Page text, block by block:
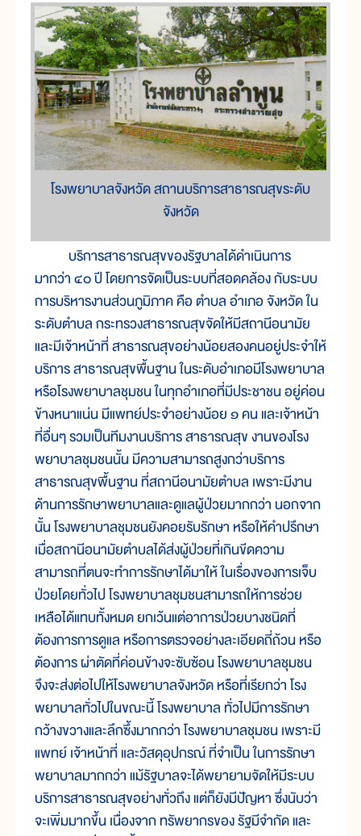
โรงพยาบาลจังหวัด สถานบริการสาธารณสุขระดับ
จังหวัด
บริการสาธารณสุขของรัฐบาลได้ดำเนินการ
มากว่า ๔๐ ปี โดยการจัดเป็นระบบที่สอดคล้อง กับระบบ
การบริหารงานส่วนภูมิภาค คือ ตำบล อำเภอ จังหวัด ใน
ระดับตำบล กระทรวงสาธารณสุขจัดให้มีสถานีอนามัย
และมีเจ้าหน้าที่ สาธารณสุขอย่างน้อยสองคนอยู่ประจำให้
บริการ สาธารณสุขพื้นฐาน ในระดับอำเภอมีโรงพยาบาล
หรือโรงพยาบาลชุมชน ในทุกอำเภอที่มีประชาชน อยู่ค่อน
ข้างหนาแน่น มีแพทย์ประจำอย่างน้อย ๑ คน และเจ้าหน้า
ที่อื่นๆ รวมเป็นทีมงานบริการ สาธารณสุข งานของโรง
พยาบาลชุมชนนั้น มีความสามารถสูงกว่าบริการ
สาธารณสุขพื้นฐาน ที่สถานีอนามัยตำบล เพราะมีงาน
ด้านการรักษาพยาบาลและดูแลผู้ป่วยมากกว่า นอกจาก
นั้น โรงพยาบาลชุมชนยังคอยรับรักษา หรือให้คำปรึกษา
เมื่อสถานีอนามัยตำบลได้ส่งผู้ป่วยที่เกินขีดความ
สามารถที่ตนจะทำการรักษาได้มาให้ ในเรื่องของการเจ็บ
ป่วยโดยทั่วไป โรงพยาบาลชุมชนสามารถให้การช่วย
เหลือได้แทบทั้งหมด ยกเว้นแต่อาการป่วยบางชนิดที่
ต้องการการดูแล หรือการตรวจอย่างละเอียดถี่ถ้วน หรือ
ต้องการ ผ่าตัดที่ค่อนข้างจะซับซ้อน โรงพยาบาลชุมชน
จึงจะส่งต่อไปให้โรงพยาบาลจังหวัด หรือที่เรียกว่า โรง
พยาบาลทั่วไปในขณะนี้ โรงพยาบาล ทั่วไปมีการรักษา
กว้างขวางและลึกซึ้งมากกว่า โรงพยาบาลชุมชน เพราะมี
แพทย์ เจ้าหน้าที่ และวัสดุอุปกรณ์ ที่จำเป็น ในการรักษา
พยาบาลมากกว่า แม้รัฐบาลจะได้พยายามจัดให้มีระบบ
บริการสาธารณสุขอย่างทั่วถึง แต่ก็ยังมีปัญหา ซึ่งนับว่า
จะเพิ่มมากขึ้น เนื่องจาก ทรัพยากรของ รัฐมีจำกัด และ